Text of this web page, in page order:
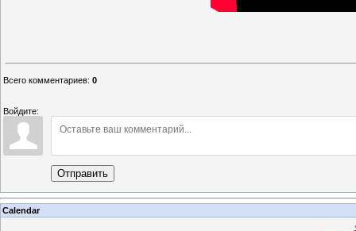
Всего комментариев: 0
Войдите:
Отправить
Calendar